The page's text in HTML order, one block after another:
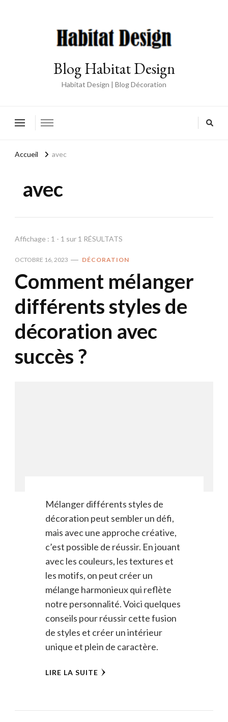
Blog Habitat Design
Habitat Design | Blog Décoration
Accueil avec
avec
Affichage : 1 - 1 sur 1 RÉSULTATS
OCTOBRE 16, 2023 DÉCORATION
Comment mélanger
différents styles de
décoration avec
succès ?
Mélanger différents styles de
décoration peut sembler un défi,
mais avec une approche créative,
c’est possible de réussir. En jouant
avec les couleurs, les textures et
les motifs, on peut créer un
mélange harmonieux qui reflète
notre personnalité. Voici quelques
conseils pour réussir cette fusion
de styles et créer un intérieur
unique et plein de caractère.
LIRE LA SUITE